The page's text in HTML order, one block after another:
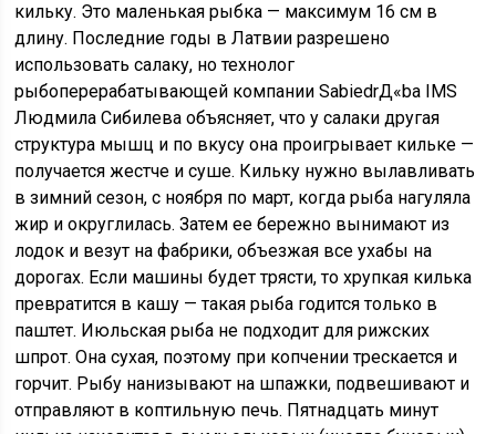
кильку. Это маленькая рыбка — максимум 16 см в
длину. Последние годы в Латвии разрешено
использовать салаку, но технолог
рыбоперерабатывающей компании SabiedrД«ba IMS
Людмила Сибилева объясняет, что у салаки другая
структура мышц и по вкусу она проигрывает кильке —
получается жестче и суше. Кильку нужно вылавливать
в зимний сезон, с ноября по март, когда рыба нагуляла
жир и округлилась. Затем ее бережно вынимают из
лодок и везут на фабрики, объезжая все ухабы на
дорогах. Если машины будет трясти, то хрупкая килька
превратится в кашу — такая рыба годится только в
паштет. Июльская рыба не подходит для рижских
шпрот. Она сухая, поэтому при копчении трескается и
горчит. Рыбу нанизывают на шпажки, подвешивают и
отправляют в коптильную печь. Пятнадцать минут